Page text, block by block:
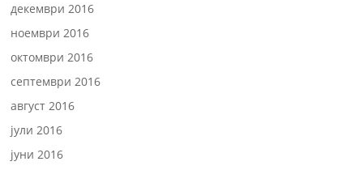
декември 2016
ноември 2016
октомври 2016
септември 2016
август 2016
јули 2016
јуни 2016